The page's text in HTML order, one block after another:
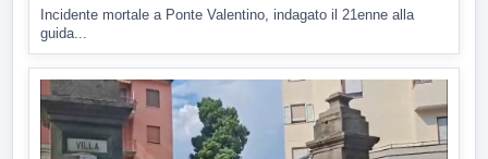
Incidente mortale a Ponte Valentino, indagato il 21enne alla
guida...